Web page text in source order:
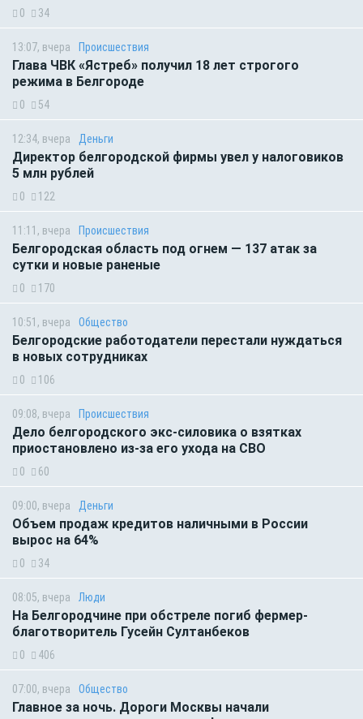
0 34
13:07, вчера Происшествия
Глава ЧВК «Ястреб» получил 18 лет строгого
режима в Белгороде
0 54
12:34, вчера Деньги
Директор белгородской фирмы увел у налоговиков
5 млн рублей
0 122
11:11, вчера Происшествия
Белгородская область под огнем — 137 атак за
сутки и новые раненые
0 170
10:51, вчера Общество
Белгородские работодатели перестали нуждаться
в новых сотрудниках
0 106
09:08, вчера Происшествия
Дело белгородского экс-силовика о взятках
приостановлено из-за его ухода на СВО
0 60
09:00, вчера Деньги
Объем продаж кредитов наличными в России
вырос на 64%
0 34
08:05, вчера Люди
На Белгородчине при обстреле погиб фермер-
благотворитель Гусейн Султанбеков
0 406
07:00, вчера Общество
Главное за ночь. Дороги Москвы начали